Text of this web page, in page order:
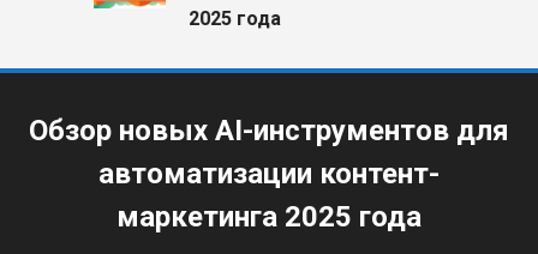
2025 года
Обзор новых AI-инструментов для
автоматизации контент-
маркетинга 2025 года